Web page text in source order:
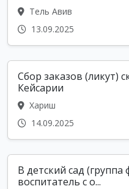
Тель Авив
13.09.2025
Сбор заказов (ликут)
Кейсарии
Хариш
14.09.2025
В детский сад (группа
воспитатель с о...